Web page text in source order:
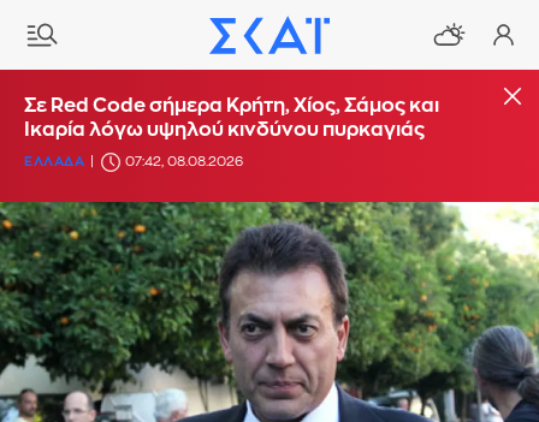
Σε Red Code σήμερα Κρήτη, Χίος, Σάμος και
Ικαρία λόγω υψηλού κινδύνου πυρκαγιάς
ΕΛΛΑΔΑ 07:42, 08.08.2026